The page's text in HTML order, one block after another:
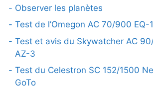
Observer les planètes
Test de l’Omegon AC 70/900 EQ-1
Test et avis du Skywatcher AC
AZ-3
Test du Celestron SC 152/1500
GoTo